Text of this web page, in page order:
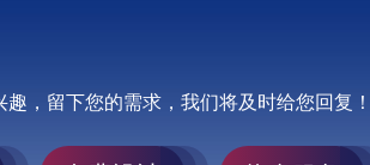
，留下您的需求，我们将及时给您回复